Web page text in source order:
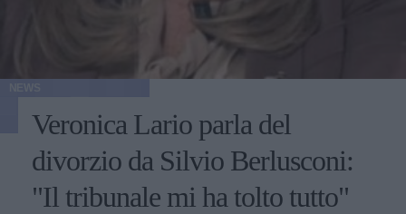
Veronica Lario parla del
divorzio da Silvio Berlusconi:
"Il tribunale mi ha tolto tutto"